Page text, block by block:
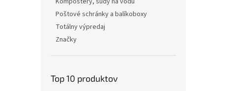
Poštové schránky a balíkoboxy
Totálny výpredaj
Značky
Top 10 produktov